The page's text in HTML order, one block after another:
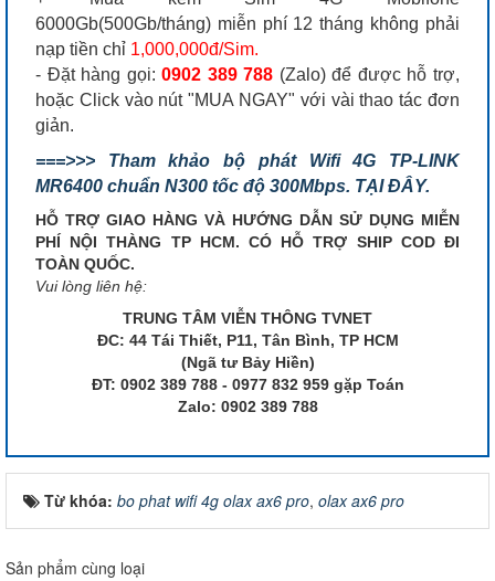
6000Gb(500Gb/tháng) miễn phí 12 tháng không phải
nạp tiền chỉ 1,000,000đ/Sim.
- Đặt hàng gọi:0902 389 788 (Zalo) để được hỗ trợ,
hoặc Click vào nút "MUA NGAY" với vài thao tác đơn
giản.
===>>> Tham khảo bộ phát Wifi 4G TP-LINK
MR6400 chuẩn N300 tốc độ 300Mbps. TẠI ĐÂY.
HỖ TRỢ GIAO HÀNG VÀ HƯỚNG DẪN SỬ DỤNG MIỄN
PHÍ NỘI THÀNG TP HCM. CÓ HỖ TRỢ SHIP COD ĐI
TOÀN QUỐC.
Vui lòng liên hệ:
TRUNG TÂM VIỄN THÔNG TVNET
ĐC: 44 Tái Thiết, P11, Tân Bình, TP HCM
(Ngã tư Bảy Hiền)
ĐT: 0902 389 788 - 0977 832 959 gặp Toán
Zalo: 0902 389 788
Từ khóa: bo phat wifi 4g olax ax6 pro, olax ax6 pro
Sản phẩm cùng loại